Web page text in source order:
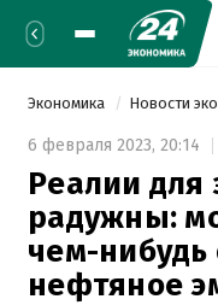
Экономика Новости
6 февраля 2023, 20:14
Реалии для
радужны:
чем-нибудь
нефтяное